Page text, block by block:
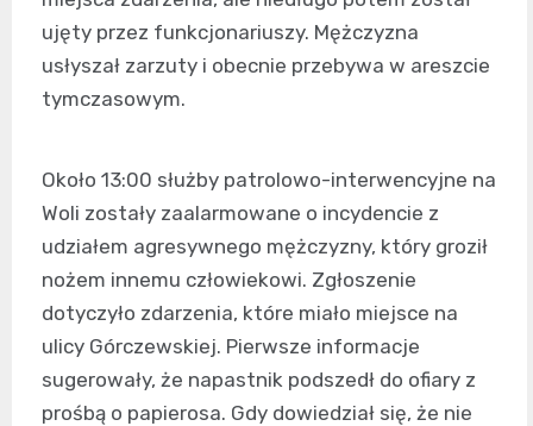
ujęty przez funkcjonariuszy. Mężczyzna
usłyszał zarzuty i obecnie przebywa w areszcie
tymczasowym.
Około 13:00 służby patrolowo-interwencyjne na
Woli zostały zaalarmowane o incydencie z
udziałem agresywnego mężczyzny, który groził
nożem innemu człowiekowi. Zgłoszenie
dotyczyło zdarzenia, które miało miejsce na
ulicy Górczewskiej. Pierwsze informacje
sugerowały, że napastnik podszedł do ofiary z
prośbą o papierosa. Gdy dowiedział się, że nie